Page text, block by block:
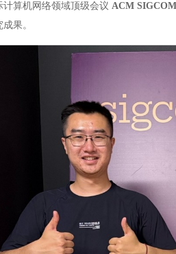
计算机网络领域顶级会议 ACM
果。